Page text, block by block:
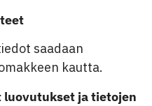
saadaan
kautta.
luovutukset ja tietojen